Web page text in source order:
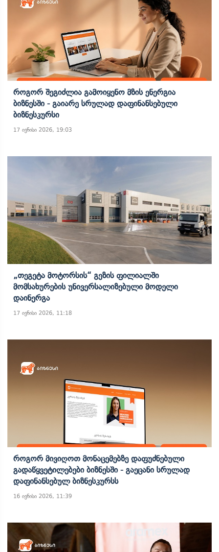
Როგორ Შეგიძლია Გამოიყენო Მზის Ენერგია
Ბიზნესში - Გაიარე Სრულად Დაფინანსებული
Ბიზნესკურსი
17 ივნისი 2026, 19:03
„თეგეტა Მოტორსის“ Გეზის Ფილიალში
Მომსახურების Უნივერსალიზებული Მოდელი
Დაინერგა
17 ივნისი 2026, 11:18
Როგორ Მივიღოთ Მონაცემებზე Დაფუძნებული
Გადაწყვეტილებები Ბიზნესში - Გაეცანი Სრულად
Დაფინანსებულ Ბიზნესკურსს
16 ივნისი 2026, 11:39